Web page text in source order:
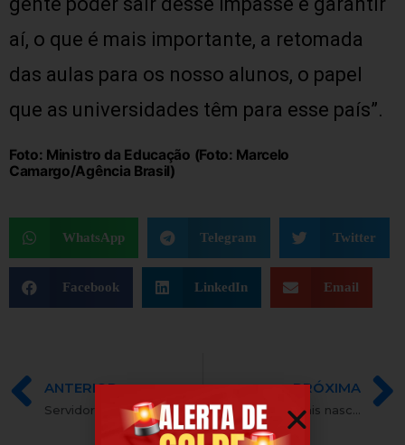
aí, o que é mais importante, a retomada
das aulas para os nosso alunos, o papel
que as universidades têm para esse país”.
Foto: Ministro da Educação (Foto: Marcelo
Camargo/Agência Brasil)
WhatsApp Telegram Twitter
Facebook LinkedIn Email
ANTERIOR
Servidores federais terão ponto facultativo no dia 31 de maio
PRÓXIMA
Servidores federais nascidos em agosto têm até dia 31 para fazer prova de vida obrigatória